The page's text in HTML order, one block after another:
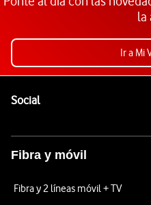
la
Ir a Mi
SocialEnlaces a las redes
Fibra y móvil
Fibra y 2 líneas móvil + TV